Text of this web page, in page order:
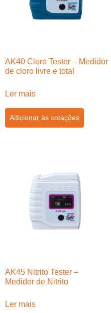
AK40 Cloro Tester – Medidor
de cloro livre e total
Ler mais
Adicionar às cotações
AK45 Nitrito Tester –
Medidor de Nitrito
Ler mais